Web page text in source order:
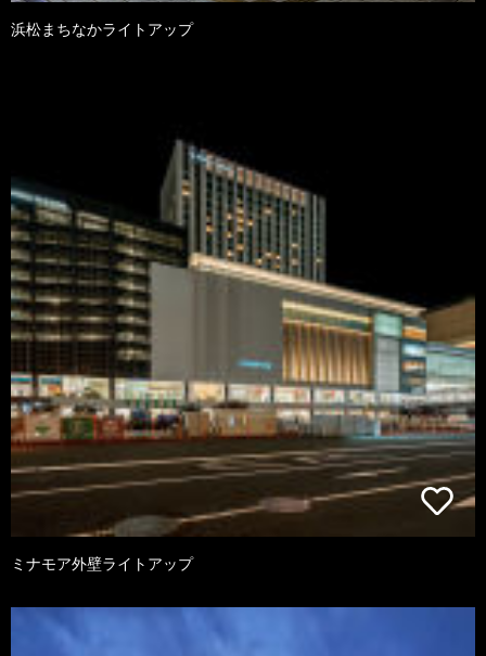
浜松まちなかライトアップ
ミナモア外壁ライトアップ